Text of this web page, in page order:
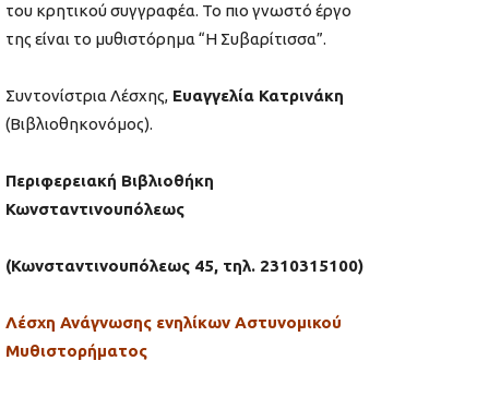
του κρητικού συγγραφέα. Το πιο γνωστό έργο
της είναι το μυθιστόρημα “Η Συβαρίτισσα”.
Συντονίστρια Λέσχης, Ευαγγελία Κατρινάκη
(Βιβλιοθηκονόμος).
Περιφερειακή Βιβλιοθήκη
Κωνσταντινουπόλεως
(Κωνσταντινουπόλεως 45, τηλ. 2310315100)
Λέσχη Ανάγνωσης ενηλίκων Αστυνομικού
Μυθιστορήματος